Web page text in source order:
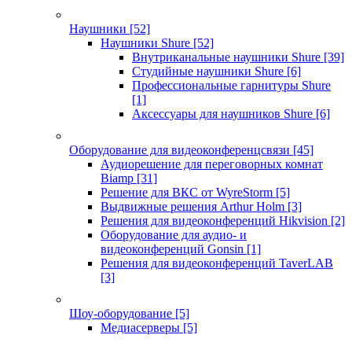
Наушники [52]
Наушники Shure [52]
Внутриканальные наушники Shure [39]
Студийные наушники Shure [6]
Профессиональные гарнитуры Shure
[1]
Аксессуары для наушников Shure [6]
Оборудование для видеоконференцсвязи [45]
Аудиорешение для переговорных комнат
Biamp [31]
Решение для ВКС от WyreStorm [5]
Выдвижные решения Arthur Holm [3]
Решения для видеоконференций Hikvision [2]
Оборудование для аудио- и
видеоконференций Gonsin [1]
Решения для видеоконференций TaverLAB
[3]
Шоу-оборудование [5]
Медиасерверы [5]